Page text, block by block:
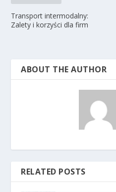
Transport intermodalny:
Zalety i korzyści dla firm
ABOUT THE AUTHOR
RELATED POSTS